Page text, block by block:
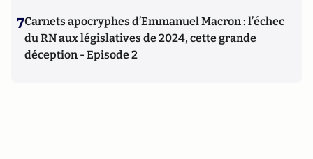
7Carnets apocryphes d’Emmanuel Macron : l’échec
du RN aux législatives de 2024, cette grande
déception - Episode 2